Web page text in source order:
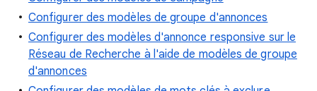
Configurer des modèles de groupe d'annonces
Configurer des modèles d'annonce responsive sur le
Réseau de Recherche à l'aide de modèles de groupe
d'annonces